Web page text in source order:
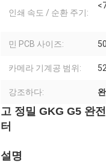
인쇄 속도 / 순환 주기:
민 PCB 사이즈:
카메라 기계공 범위:
강조하다:
고 정밀 GKG G5 완
터
설명